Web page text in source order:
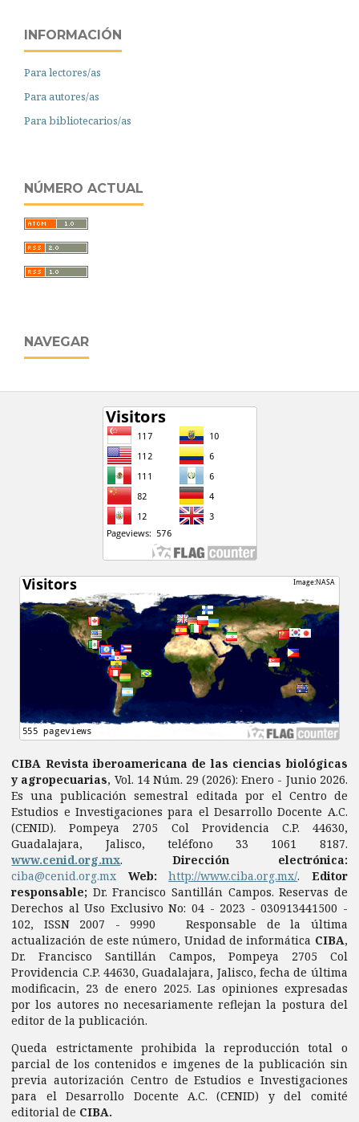
INFORMACIÓN
Para lectores/as
Para autores/as
Para bibliotecarios/as
NÚMERO ACTUAL
NAVEGAR
CIBA Revista iberoamericana de las ciencias biológicas
y agropecuarias, Vol. 14 Núm. 29 (2026): Enero - Junio 2026.
Es una publicación semestral editada por el Centro de
Estudios e Investigaciones para el Desarrollo Docente A.C.
(CENID). Pompeya 2705 Col Providencia C.P. 44630,
Guadalajara, Jalisco, teléfono 33 1061 8187.
www.cenid.org.mx. Dirección electrónica:
ciba@cenid.org.mx
Web: http://www.ciba.org.mx/. Editor
responsable; Dr. Francisco Santillán Campos. Reservas de
Derechos al Uso Exclusivo No: 04 - 2023 - 030913441500 -
102, ISSN 2007 - 9990 Responsable de la última
actualización de este número, Unidad de informática CIBA,
Dr. Francisco Santillán Campos, Pompeya 2705 Col
Providencia C.P. 44630, Guadalajara, Jalisco, fecha de última
modificacin, 23 de enero 2025. Las opiniones expresadas
por los autores no necesariamente reflejan la postura del
editor de la publicación.
Queda estrictamente prohibida la reproducción total o
parcial de los contenidos e imgenes de la publicación sin
previa autorización Centro de Estudios e Investigaciones
para el Desarrollo Docente A.C. (CENID) y del comité
editorial de CIBA.